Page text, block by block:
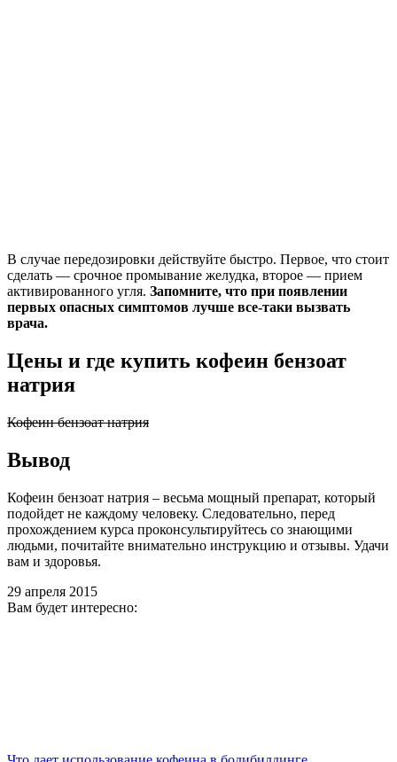
В случае передозировки действуйте быстро. Первое, что стоит
сделать — срочное промывание желудка, второе — прием
активированного угля. Запомните, что при появлении
первых опасных симптомов лучше все-таки вызвать
врача.
Цены и где купить кофеин бензоат
натрия
Кофеин бензоат натрия
Вывод
Кофеин бензоат натрия – весьма мощный препарат, который
подойдет не каждому человеку. Следовательно, перед
прохождением курса проконсультируйтесь со знающими
людьми, почитайте внимательно инструкцию и отзывы. Удачи
вам и здоровья.
29 апреля 2015
Вам будет интересно: